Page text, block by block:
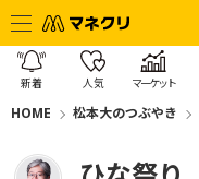
新着 人気 マーケット
HOME 松本大のつぶやき